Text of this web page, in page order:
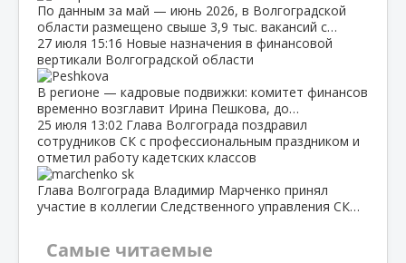
По данным за май — июнь 2026, в Волгоградской
области размещено свыше 3,9 тыс. вакансий с…
27 июля 15:16 Новые назначения в финансовой
вертикали Волгоградской области
В регионе — кадровые подвижки: комитет финансов
временно возглавит Ирина Пешкова, до…
25 июля 13:02 Глава Волгограда поздравил
сотрудников СК с профессиональным праздником и
отметил работу кадетских классов
Глава Волгограда Владимир Марченко принял
участие в коллегии Следственного управления СК…
Самые читаемые